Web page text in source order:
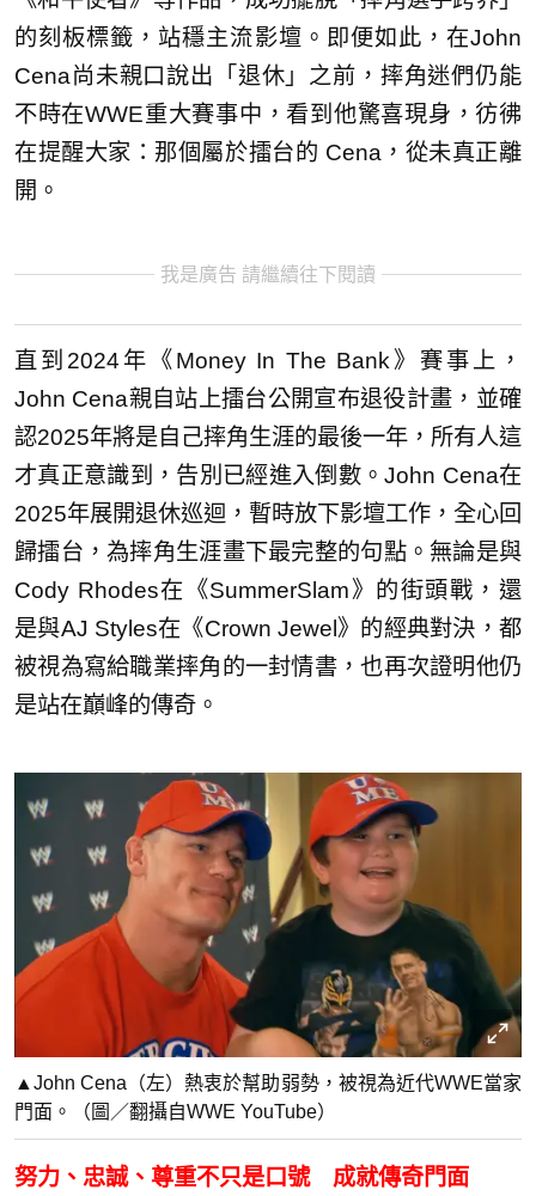
的刻板標籤，站穩主流影壇。即便如此，在John
Cena尚未親口說出「退休」之前，摔角迷們仍能
不時在WWE重大賽事中，看到他驚喜現身，彷彿
在提醒大家：那個屬於擂台的 Cena，從未真正離
開。
我是廣告 請繼續往下閱讀
直到2024年《Money In The Bank》賽事上，
John Cena親自站上擂台公開宣布退役計畫，並確
認2025年將是自己摔角生涯的最後一年，所有人這
才真正意識到，告別已經進入倒數。John Cena在
2025年展開退休巡迴，暫時放下影壇工作，全心回
歸擂台，為摔角生涯畫下最完整的句點。無論是與
Cody Rhodes在《SummerSlam》的街頭戰，還
是與AJ Styles在《Crown Jewel》的經典對決，都
被視為寫給職業摔角的一封情書，也再次證明他仍
是站在巔峰的傳奇。
▲John Cena（左）熱衷於幫助弱勢，被視為近代WWE當家
門面。（圖／翻攝自WWE YouTube）
努力、忠誠、尊重不只是口號 成就傳奇門面